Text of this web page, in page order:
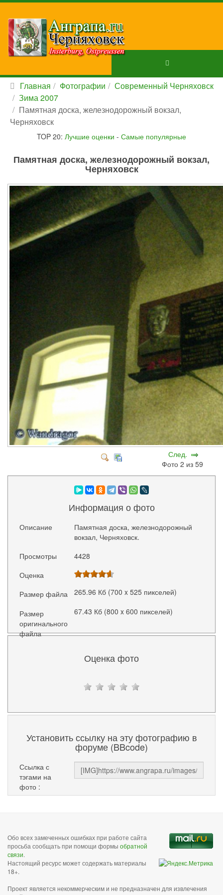
Главная Фотографии
Современный Черняховск
Зима 2007
Памятная доска, железнодорожный вокзал,
Черняховск
TOP 20: Лучшие оценки - Самые популярные
Памятная доска, железнодорожный вокзал,
Черняховск
След.
Фото 2 из 59
Информация о фото
Описание
Памятная доска, железнодорожный
вокзал, Черняховск.
Просмотры
4428
Оценка
Размер файла
265.96 Кб (700 x 525 пикселей)
Размер
оригинального
файла
67.43 Кб (800 x 600 пикселей)
Оценка фото
Установить ссылку на эту фотографию в
форуме (BBcode)
Ссылка с
тэгами на
фото :
Обо всех замеченных ошибках при работе сайта
просьба сообщать при помощи формы обратной
связи.
Настоящий ресурс может содержать материалы
18+.
Проект является некоммерческим и не предназначен для извлечения